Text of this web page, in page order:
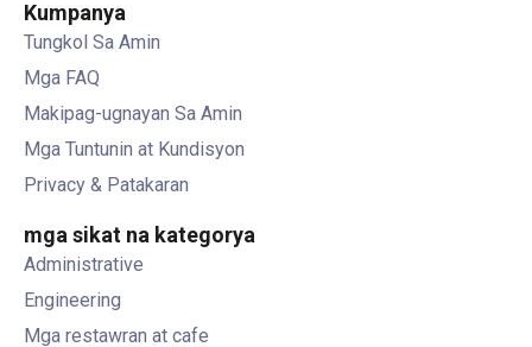
Kumpanya
Tungkol Sa Amin
Mga FAQ
Makipag-ugnayan Sa Amin
Mga Tuntunin at Kundisyon
Privacy & Patakaran
mga sikat na kategorya
Administrative
Engineering
Mga restawran at cafe